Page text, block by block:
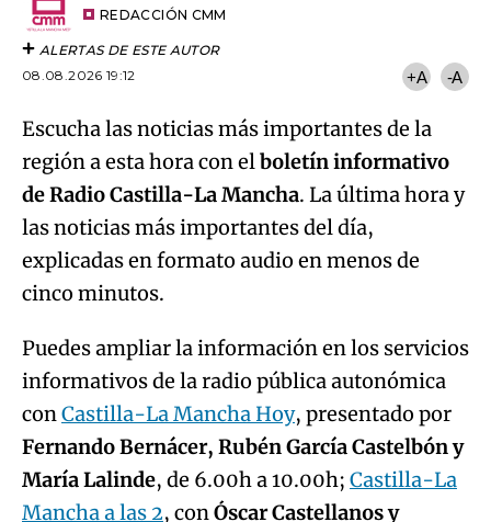
REDACCIÓN CMM
ALERTAS DE ESTE AUTOR
08.08.2026 19:12
+A -A
Escucha las noticias más importantes de la
región a esta hora con elboletín informativo
de Radio Castilla-La Mancha. La última hora y
las noticias más importantes del día,
explicadas en formato audio en menos de
cinco minutos.
Puedes ampliar la información en los servicios
informativos de la radio pública autonómica
conCastilla-La Mancha Hoy, presentado por
Fernando Bernácer, Rubén García Castelbón y
María Lalinde, de 6.00h a 10.00h; Castilla-La
Mancha a las 2, conÓscar Castellanos y